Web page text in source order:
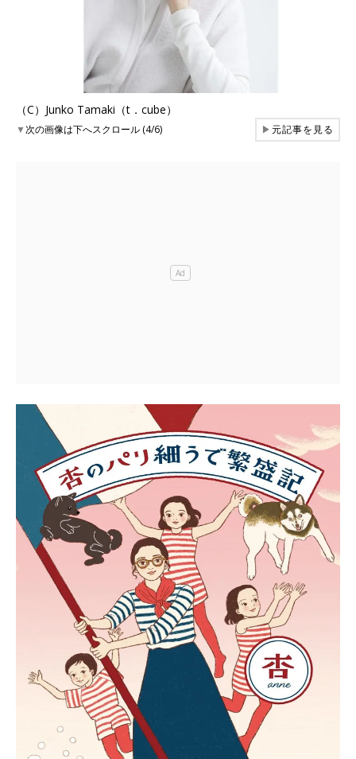
（C）Junko Tamaki（t．cube）
▼次の画像は下へスクロール (4/6) ▶元記事を見る